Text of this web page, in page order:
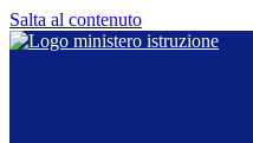
Salta al contenuto